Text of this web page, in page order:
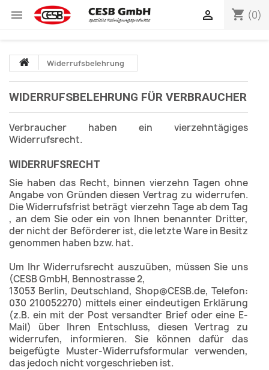
 shopping_cart (0)

Widerrufsbelehrung
WIDERRUFSBELEHRUNG FÜR VERBRAUCHER
Verbraucher haben ein vierzehntägiges
Widerrufsrecht.
WIDERRUFSRECHT
Sie haben das Recht, binnen vierzehn Tagen ohne
Angabe von Gründen diesen Vertrag zu widerrufen.
Die Widerrufsfrist beträgt vierzehn Tage ab dem Tag
, an dem Sie oder ein von Ihnen benannter Dritter,
der nicht der Beförderer ist, die letzte Ware in Besitz
genommen haben bzw. hat.
Um Ihr Widerrufsrecht auszuüben, müssen Sie uns
(CESB GmbH, Bennostrasse 2,
13053 Berlin, Deutschland, Shop@CESB.de, Telefon:
030 210052270) mittels einer eindeutigen Erklärung
(z.B. ein mit der Post versandter Brief oder eine E-
Mail) über Ihren Entschluss, diesen Vertrag zu
widerrufen, informieren. Sie können dafür das
beigefügte Muster-Widerrufsformular verwenden,
das jedoch nicht vorgeschrieben ist.